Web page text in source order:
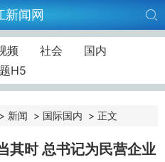
新闻网
频 社会
国内
H5
新闻 > 国际国内 > 正文
其时 总书记为民营企业